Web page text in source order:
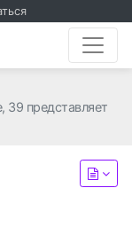
представляет